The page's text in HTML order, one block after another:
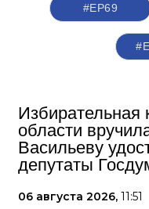
#ЕР69
Избирательная
области
Васильеву
депутаты
06 августа 2026, 11:51